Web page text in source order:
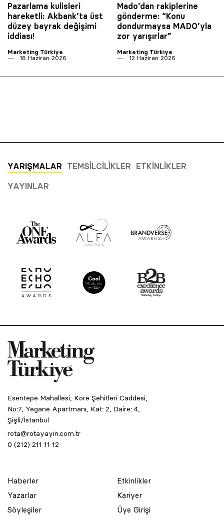
Pazarlama kulisleri
hareketli: Akbank’ta üst
düzey bayrak değişimi
iddiası!
Marketing Türkiye
18 Haziran 2026
Mado’dan rakiplerine
gönderme: “Konu
dondurmaysa MADO’yla
zor yarışırlar”
Marketing Türkiye
12 Haziran 2026
YARIŞMALAR TEMSILCILIKLER ETKINLIKLER
YAYINLAR
Esentepe Mahallesi, Kore Şehitleri Caddesi,
No:7, Yegane Apartmanı, Kat: 2, Daire: 4,
Şişli/İstanbul
rota@rotayayin.com.tr
0 (212) 211 11 12
Haberler
Yazarlar
Söyleşiler
Etkinlikler
Kariyer
Üye Girişi